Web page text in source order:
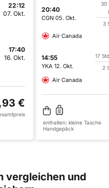
22:12
07. Okt.
17:40
16. Okt.
€
20:40
CGN 05. Okt.
30
3
Air Canada
14:55
YKA 12. Okt.
17
2
Air Canada
enthalten: kleine Tasche
Handgepäck
vergleichen und